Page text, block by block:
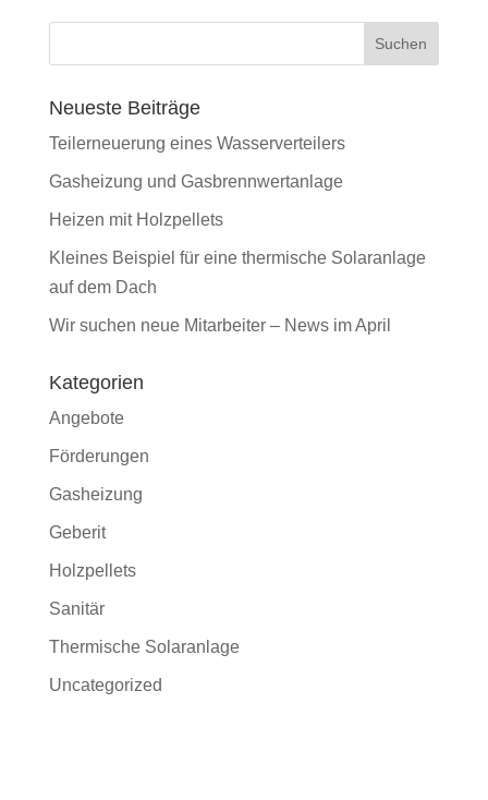
Neueste Beiträge
Teilerneuerung eines Wasserverteilers
Gasheizung und Gasbrennwertanlage
Heizen mit Holzpellets
Kleines Beispiel für eine thermische Solaranlage
auf dem Dach
Wir suchen neue Mitarbeiter – News im April
Kategorien
Angebote
Förderungen
Gasheizung
Geberit
Holzpellets
Sanitär
Thermische Solaranlage
Uncategorized